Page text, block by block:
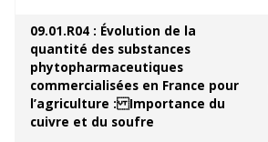
09.01.R04 : Évolution de la
quantité des substances
phytopharmaceutiques
commercialisées en France pour
l’agriculture : Importance du
cuivre et du soufre